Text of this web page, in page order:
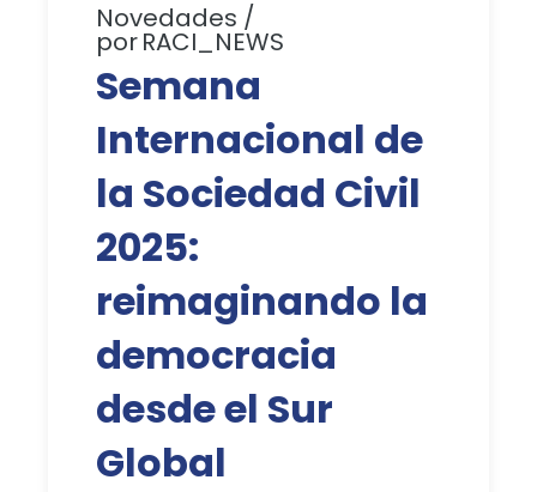
Novedades
porRACI_NEWS
Semana
Internacional de
la Sociedad Civil
2025:
reimaginando la
democracia
desde el Sur
Global